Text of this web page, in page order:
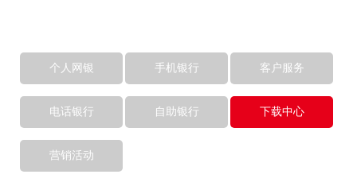
个人网银 手机银行 客户服务
电话银行 自助银行 下载中心
营销活动